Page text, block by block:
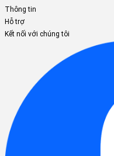
Thông tin
Hỗ trợ
Kết nối với chúng tôi